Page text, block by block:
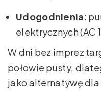
Udogodnienia:
elektrycznych (AC
W dni bez imprez
połowie pusty,
jako alternatywę dla